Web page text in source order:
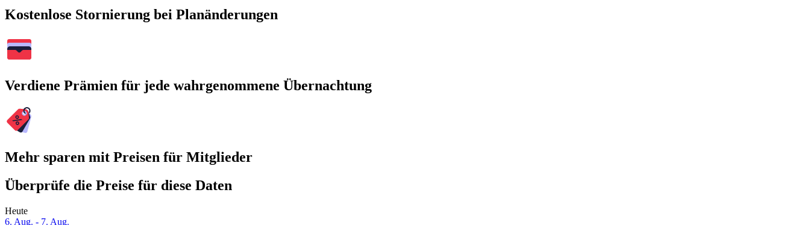
Kostenlose Stornierung bei Planänderungen
Verdiene Prämien für jede wahrgenommene Übernachtung
Mehr sparen mit Preisen für Mitglieder
Überprüfe die Preise für diese Daten
Heute
6. Aug. - 7. Aug.